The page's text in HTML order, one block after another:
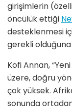
girişimlerin
öncülük ettiği
desteklenmesi
gerekli
Kofi Annan,
üzere, doğru
çok yüksek.
sonunda